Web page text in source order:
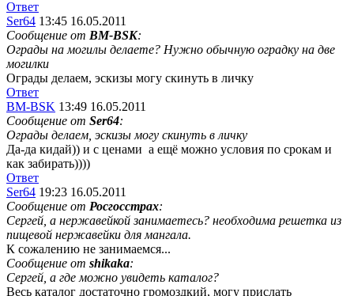
Ответ
Ser64 13:45 16.05.2011
Сообщение от BM-BSK:
Ограды на могилы делаете? Нужно обычную оградку на две
могилки
Ограды делаем, эскизы могу скинуть в личку
Ответ
BM-BSK 13:49 16.05.2011
Сообщение от Ser64:
Ограды делаем, эскизы могу скинуть в личку
Да-да кидай)) и с ценами а ещё можно условия по срокам и
как забирать))))
Ответ
Ser64 19:23 16.05.2011
Сообщение от Росгосстрах:
Сергей, а нержавейкой занимаетесь? необходима решетка из
пищевой нержавейки для мангала.
К сожалению не занимаемся...
Сообщение от shikaka:
Сергей, а где можно увидеть каталог?
Весь каталог достаточно громоздкий, могу прислать